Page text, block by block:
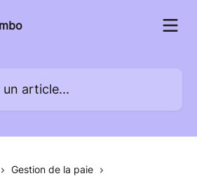
Gestion de la paie